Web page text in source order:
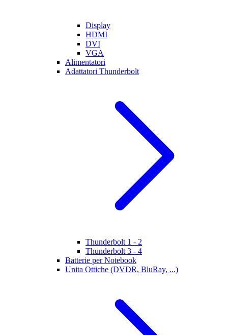
Display
HDMI
DVI
VGA
Alimentatori
Adattatori Thunderbolt
Thunderbolt 1 - 2
Thunderbolt 3 - 4
Batterie per Notebook
Unita Ottiche (DVDR, BluRay, ...)